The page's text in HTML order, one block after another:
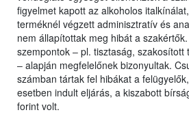
figyelmet kapott az alkoholos
terméknél végzett adminisztratív és
nem állapítottak meg hibát a
szempontok ‒ pl. tisztaság, szakosított
‒ alapján megfelelőnek bizonyultak.
számban tártak fel hibákat a
esetben indult eljárás, a kiszabott
forint volt.